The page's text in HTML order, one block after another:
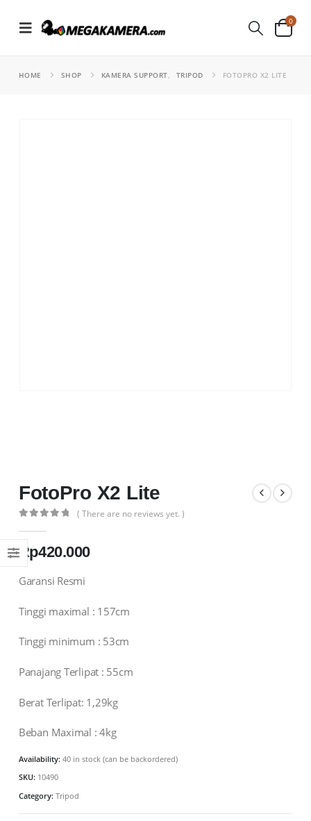
0
HOME SHOP KAMERA SUPPORT, TRIPOD FOTOPRO X2 LITE
FotoPro X2 Lite
( There are no reviews yet. )
Rp420.000
Garansi Resmi
Tinggi maximal : 157cm
Tinggi minimum : 53cm
Panajang Terlipat : 55cm
Berat Terlipat: 1,29kg
Beban Maximal : 4kg
Availability: 40 in stock (can be backordered)
SKU: 10490
Category: Tripod